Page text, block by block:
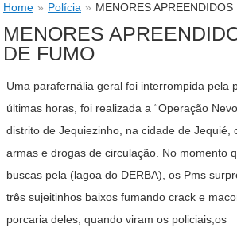
Home » Polícia » MENORES
MENORES
DE FUMO
Uma parafernália geral foi interrompida pela
últimas horas, foi realizada a “Operação
distrito de Jequiezinho, na cidade de Jequié,
armas e drogas de circulação. No momento
buscas pela (lagoa do DERBA), os Pms
três sujeitinhos baixos fumando crack e
porcaria deles, quando viram os policiais,os